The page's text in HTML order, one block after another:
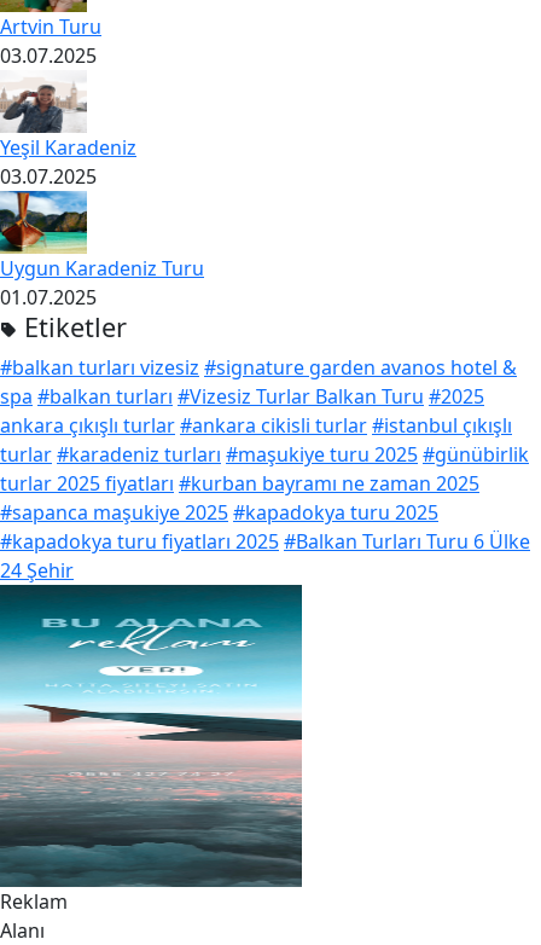
Artvin Turu
03.07.2025
Yeşil Karadeniz
03.07.2025
Uygun Karadeniz Turu
01.07.2025
Etiketler
#balkan turları vizesiz #signature garden avanos hotel &
spa #balkan turları #Vizesiz Turlar Balkan Turu #2025
ankara çıkışlı turlar#ankara cikisli turlar#istanbul çıkışlı
turlar#karadeniz turları #maşukiye turu 2025#günübirlik
turlar 2025 fiyatları #kurban bayramı ne zaman 2025
#sapanca maşukiye 2025#kapadokya turu 2025
#kapadokya turu fiyatları 2025#Balkan Turları Turu 6 Ülke
24 Şehir
Reklam
Alanı